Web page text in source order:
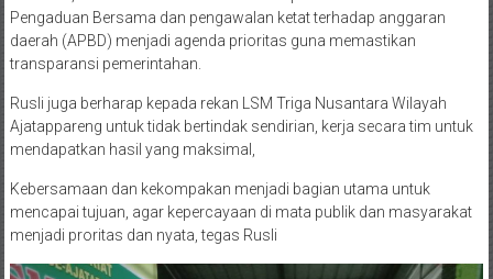
Pengaduan Bersama dan pengawalan ketat terhadap anggaran
daerah (APBD) menjadi agenda prioritas guna memastikan
transparansi pemerintahan.
Rusli juga berharap kepada rekan LSM Triga Nusantara Wilayah
Ajatappareng untuk tidak bertindak sendirian, kerja secara tim untuk
mendapatkan hasil yang maksimal,
Kebersamaan dan kekompakan menjadi bagian utama untuk
mencapai tujuan, agar kepercayaan di mata publik dan masyarakat
menjadi proritas dan nyata, tegas Rusli